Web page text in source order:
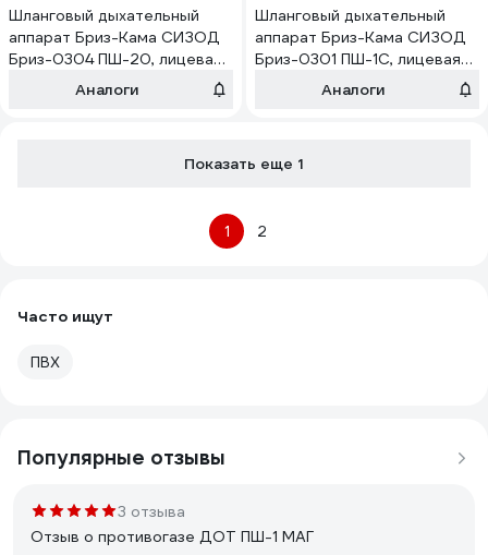
Шланговый дыхательный
аппарат Бриз-Кама СИЗОД
Бриз-0304 ПШ-20, лицевая
часть ШМП, шланг ПВХ
Аналоги
Шланговый дыхательный
аппарат Бриз-Кама СИЗОД
Бриз-0301 ПШ-1С, лицевая
часть ШМП, шланг ПВХ
Аналоги
Показать еще 1
1 2
Часто ищут
ПВХ
Популярные отзывы
3 отзыва
Отзыв о противогазе ДОТ ПШ-1 МАГ